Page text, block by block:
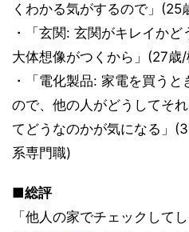
くわかる気がするので」(25
・「玄関: 玄関がキレイか
大体想像がつくから」(27歳
・「電化製品: 家電を買う
ので、他の人がどうしてそ
てどうなのかが気になる」
系専門職)
■総評
「他人の家でチェックしてし